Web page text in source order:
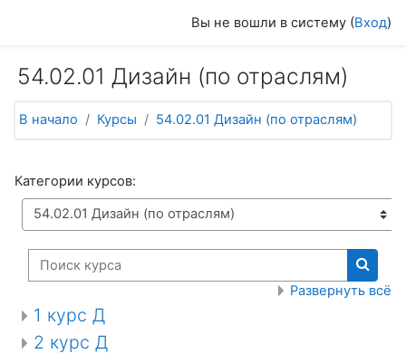
Вы не вошли в систему (Вход)
54.02.01 Дизайн (по отраслям)
В начало Курсы 54.02.01 Дизайн (по отраслям)
Категории курсов:
Поиск курса
Поиск
Развернуть всё
1 курс Д
2 курс Д